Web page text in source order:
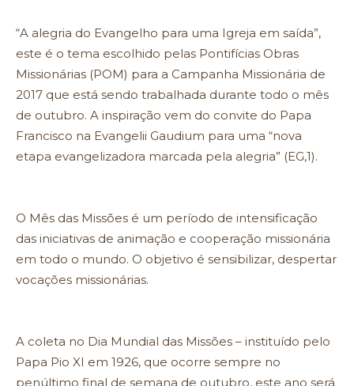
“A alegria do Evangelho para uma Igreja em saída”,
este é o tema escolhido pelas Pontifícias Obras
Missionárias (POM) para a Campanha Missionária de
2017 que está sendo trabalhada durante todo o mês
de outubro. A inspiração vem do convite do Papa
Francisco na Evangelii Gaudium para uma “nova
etapa evangelizadora marcada pela alegria” (EG,1).
O Mês das Missões é um período de intensificação
das iniciativas de animação e cooperação missionária
em todo o mundo. O objetivo é sensibilizar, despertar
vocações missionárias.
A coleta no Dia Mundial das Missões – instituído pelo
Papa Pio XI em 1926, que ocorre sempre no
penúltimo final de semana de outubro, este ano será